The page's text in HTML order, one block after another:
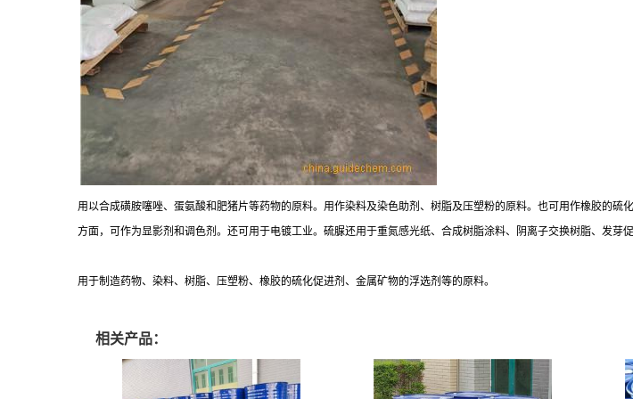
用以合成磺胺噻唑、蛋氨酸和肥猪片等药物的原料。用作染料及染色助剂、树脂及压塑粉的原料。也可用作橡胶的
方面，可作为显影剂和调色剂。还可用于电镀工业。硫脲还用于重氮感光纸、合成树脂涂料、阴离子交换树脂、发芽
用于制造药物、染料、树脂、压塑粉、橡胶的硫化促进剂、金属矿物的浮选剂等的原料。
相关产品：